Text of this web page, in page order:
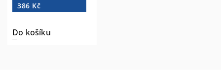
386 Kč
Do košíku